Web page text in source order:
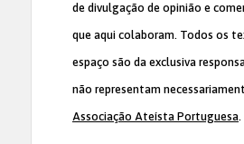
de divulgação de opinião e
que aqui colaboram. Todos os
espaço são da exclusiva
não representam
Associação Ateísta Portuguesa.